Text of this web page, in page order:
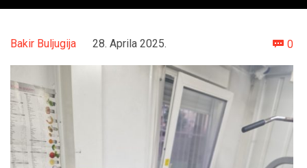
Bakir Buljugija 28. Aprila 2025.  0